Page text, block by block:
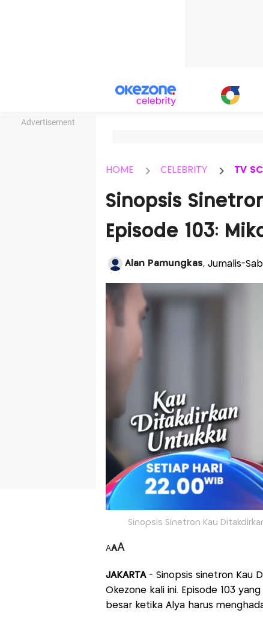
Advertisement
HOME CELEBRITY TV
Sinopsis
Episode 103:
Alan Pamungkas, Jurnalis-
Sinopsis Sinetron Kau
AAA
JAKARTA- Sinopsis sinetron Kau
Okezone kali ini. Episode 103
besar ketika Alya harus